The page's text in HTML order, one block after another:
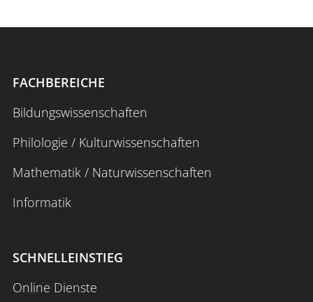
FACHBEREICHE
Bildungswissenschaften
Philologie / Kulturwissenschaften
Mathematik / Naturwissenschaften
Informatik
SCHNELLEINSTIEG
Online Dienste